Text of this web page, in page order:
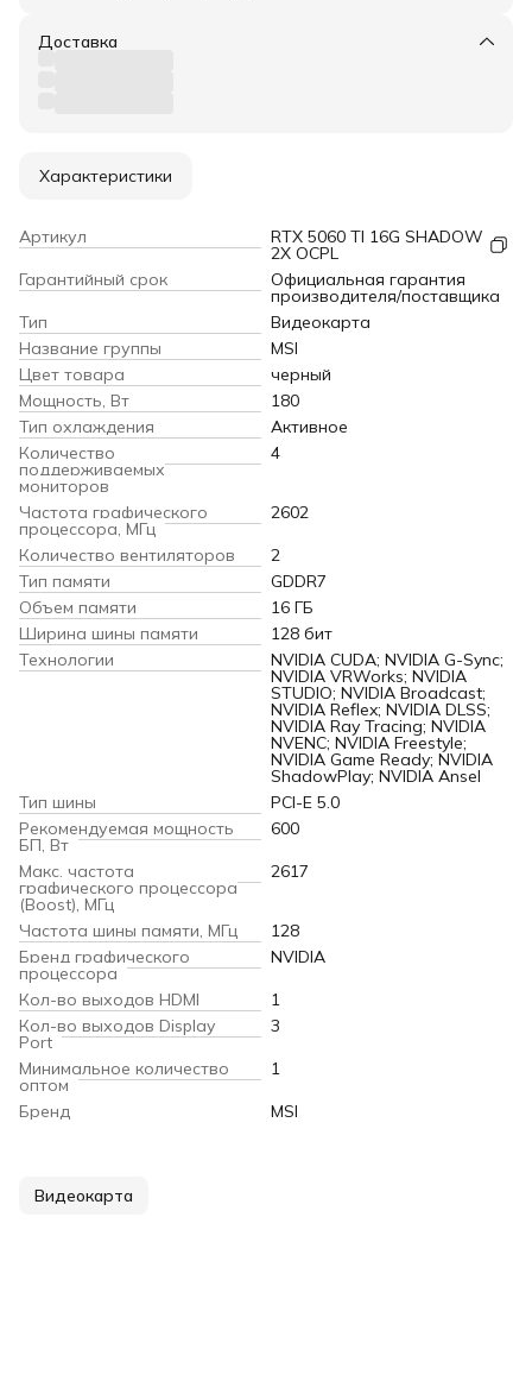
Доставка
Характеристики
Артикул RTX 5060 TI 16G SHADOW
2X OCPL
Гарантийный срок
Официальная гарантия
производителя/поставщика
Тип
Видеокарта
Название группы
MSI
Цвет товара
черный
Мощность, Вт
180
Тип охлаждения
Активное
Количество
поддерживаемых
мониторов
4
Частота графического
процессора, МГц
2602
Количество вентиляторов
2
Тип памяти
GDDR7
Объем памяти
16 ГБ
Ширина шины памяти
128 бит
Технологии
NVIDIA CUDA; NVIDIA G-Sync;
NVIDIA VRWorks; NVIDIA
STUDIO; NVIDIA Broadcast;
NVIDIA Reflex; NVIDIA DLSS;
NVIDIA Ray Tracing; NVIDIA
NVENC; NVIDIA Freestyle;
NVIDIA Game Ready; NVIDIA
ShadowPlay; NVIDIA Ansel
Тип шины
PCI-E 5.0
Рекомендуемая мощность
БП, Вт
600
Макс. частота
графического процессора
(Boost), МГц
2617
Частота шины памяти, МГц
128
Бренд графического
процессора
NVIDIA
Кол-во выходов HDMI
1
Кол-во выходов Display
Port
3
Минимальное количество
оптом
1
Бренд
MSI
Видеокарта